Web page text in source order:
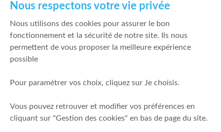
Politique de meilleure sélection
Politique de durabilité
Fonds de garantie des dépôts et de résolution
Mentions légales
Prévention de la fraude
Nous respectons votre vie privée
Nous utilisons des cookies pour assurer le bon
fonctionnement et la sécurité de notre site. Ils nous
permettent de vous proposer la meilleure expérience
possible
Pour paramétrer vos choix, cliquez sur Je choisis.
Vous pouvez retrouver et modifier vos préférences en
cliquant sur "Gestion des cookies" en bas de page du site.